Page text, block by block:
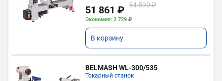
51 861 ₽ 54 590 ₽
Экономия: 2 729 ₽
В корзину
BELMASH WL-300/535
Токарный станок